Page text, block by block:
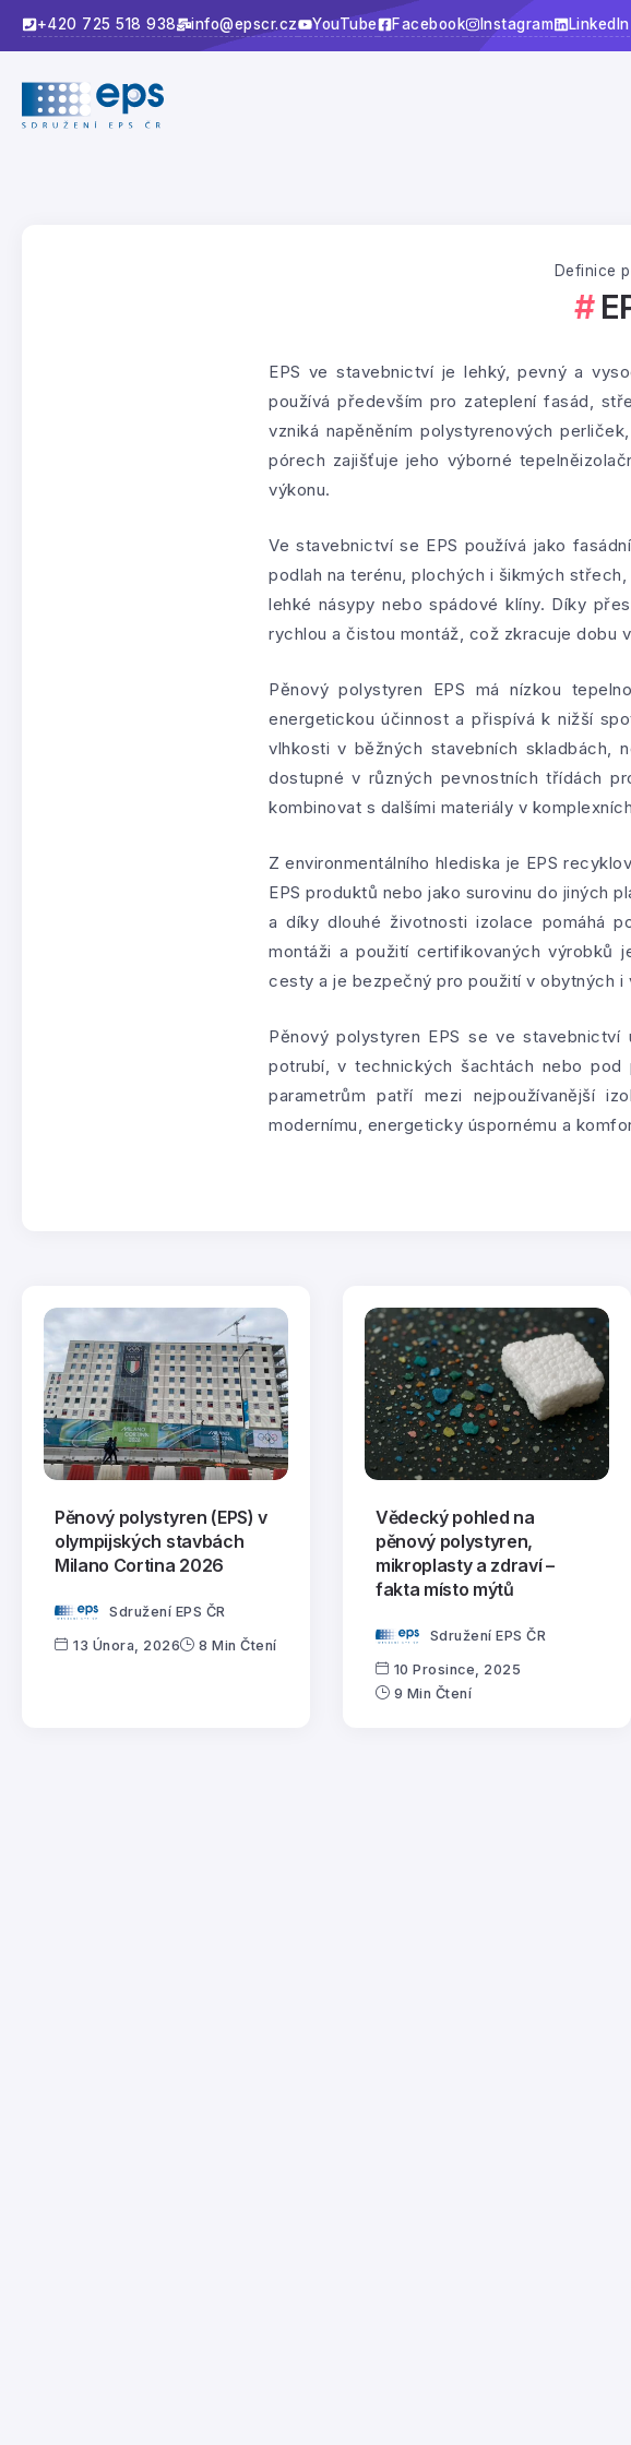
+420 725 518 938 info@epscr.cz YouTube Facebook Instagram LinkedIn
Definice
EPS ve stavebnictví je lehký, pevný a
používá především pro zateplení fasád,
vzniká napěněním polystyrenových
pórech zajišťuje jeho výborné
výkonu.
Ve stavebnictví se EPS používá jako
podlah na terénu, plochých i šikmých
lehké násypy nebo spádové klíny. Díky
rychlou a čistou montáž, což zkracuje dobu
Pěnový polystyren EPS má nízkou
energetickou účinnost a přispívá k nižší
vlhkosti v běžných stavebních skladbách,
dostupné v různých pevnostních třídách
kombinovat s dalšími materiály v
Z environmentálního hlediska je EPS
EPS produktů nebo jako surovinu do jiných
a díky dlouhé životnosti izolace pomáhá
montáži a použití certifikovaných výrobků
cesty a je bezpečný pro použití v obytných i
Pěnový polystyren EPS se ve
potrubí, v technických šachtách nebo
parametrům patří mezi nejpoužívanější
modernímu, energeticky úspornému a
Pěnový polystyren (EPS) v
olympijských stavbách
Milano Cortina 2026
Sdružení EPS ČR
13 Února, 2026 8 Min Čtení
Vědecký pohled na
pěnový polystyren,
mikroplasty a zdraví –
fakta místo mýtů
Sdružení EPS ČR
10 Prosince, 2025
9 Min Čtení